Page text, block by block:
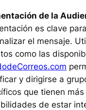
de la
es clave para
el mensaje.
como las
y dirigirse a
que tienen más
de estar